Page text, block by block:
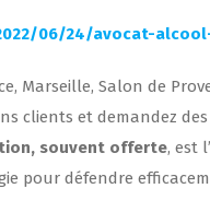
06/24/avocat-
Marseille, Salon de
clients et demandez
souvent offerte, est
pour défendre